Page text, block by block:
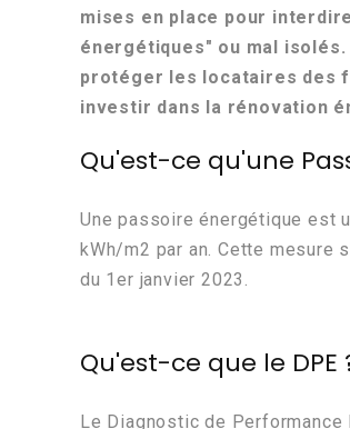
mises en place pour
énergétiques" ou mal
protéger les locataires des
investir dans la rénovation
Qu'est-ce qu'une
Une passoire énergétique est
kWh/m2 par an. Cette mesure
du 1er janvier 2023.
Qu'est-ce que le DPE
Le Diagnostic de